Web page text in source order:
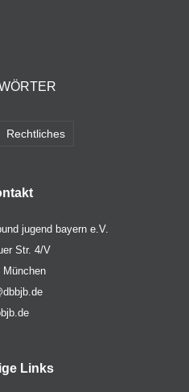
Rechtliches
jugend bayern e.V.
Str. 4/V
München
Links